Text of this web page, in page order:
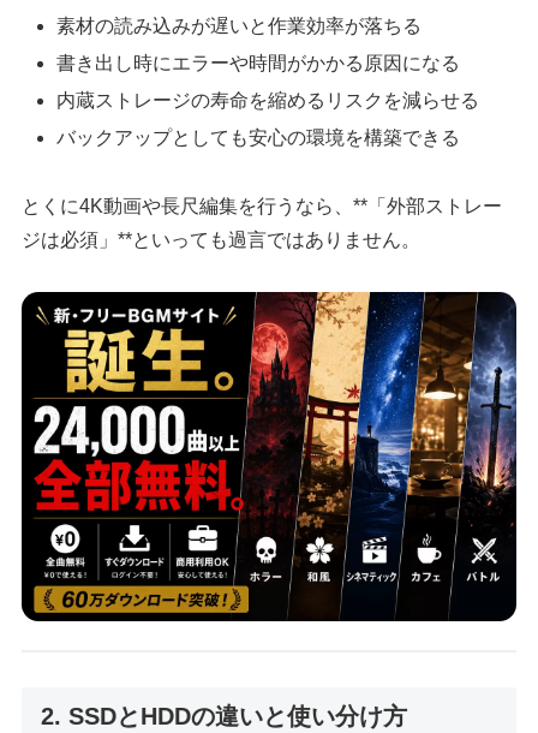
素材の読み込みが遅いと作業効率が落ちる
書き出し時にエラーや時間がかかる原因になる
内蔵ストレージの寿命を縮めるリスクを減らせる
バックアップとしても安心の環境を構築できる
とくに4K動画や長尺編集を行うなら、**「外部ストレー
ジは必須」**といっても過言ではありません。
2. SSDとHDDの違いと使い分け方